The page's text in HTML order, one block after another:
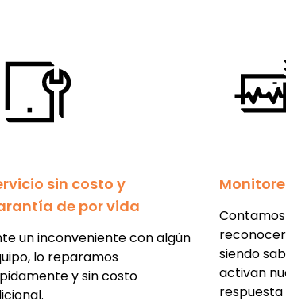
sin costo y
de por vida
un inconveniente con algún
lo reparamos
y sin costo
siendo
activan